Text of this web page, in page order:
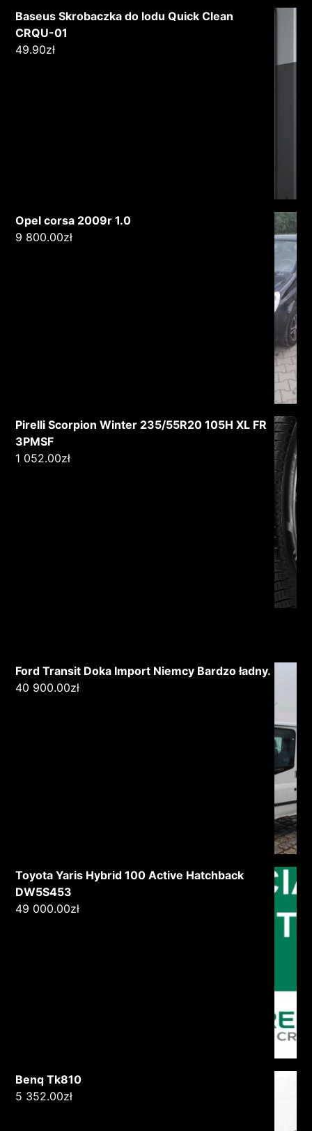
Baseus Skrobaczka do lodu Quick Clean
CRQU-01
49.90zł
Opel corsa 2009r 1.0
9 800.00zł
Pirelli Scorpion Winter 235/55R20 105H XL FR
3PMSF
1 052.00zł
Ford Transit Doka Import Niemcy Bardzo ładny.
40 900.00zł
Toyota Yaris Hybrid 100 Active Hatchback
DW5S453
49 000.00zł
Benq Tk810
5 352.00zł